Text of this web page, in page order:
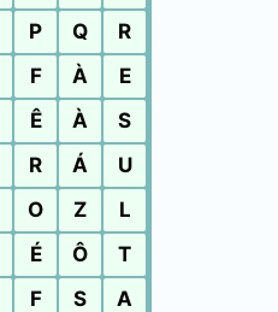
P Q
R
F À
E
Ê À
S
R Á
U
O Z
L
É Ô
T
F S
A